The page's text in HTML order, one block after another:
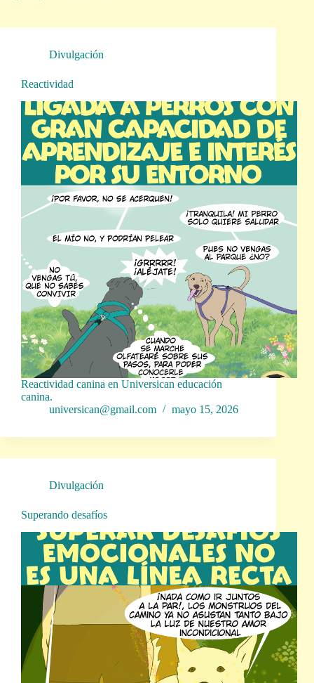
Divulgación
Reactividad
Reactividad canina en Universican educación
canina.
universican@gmail.com
mayo 15, 2026
Divulgación
Superando desafíos